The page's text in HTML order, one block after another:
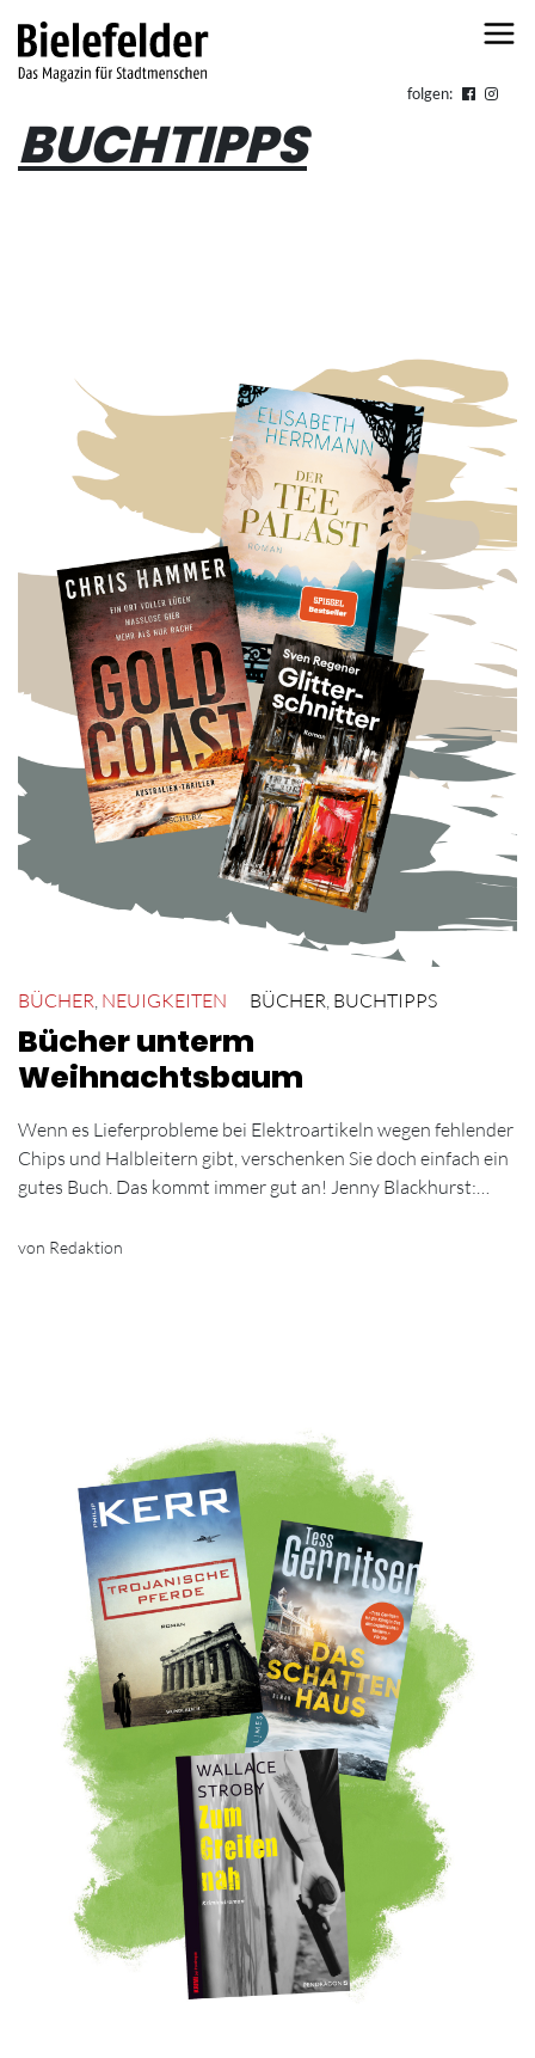
folgen:
BUCHTIPPS
BÜCHER NEUIGKEITEN BÜCHER BUCHTIPPS
Bücher unterm
Weihnachtsbaum
Wenn es Lieferprobleme bei Elektroartikeln wegen fehlender
Chips und Halbleitern gibt, verschenken Sie doch einfach ein
gutes Buch. Das kommt immer gut an! Jenny Blackhurst:…
von Redaktion